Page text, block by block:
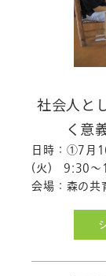
社会人と
く意
日時：①7
(火) 9:30～
会場：森の共